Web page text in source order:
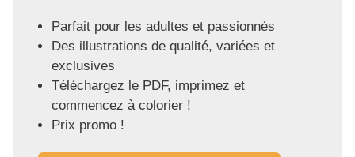
Parfait pour les adultes et passionnés
Des illustrations de qualité, variées et
exclusives
Téléchargez le PDF, imprimez et
commencez à colorier !
Prix promo !